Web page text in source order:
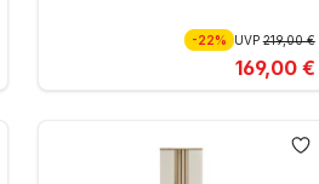
-22% UVP219,00 €
169,00 €